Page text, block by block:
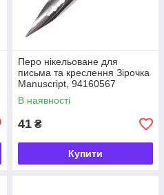
Перо нікельоване для
письма та креслення Зірочка
Manuscript, 94160567
В наявності
41 ₴
Купити